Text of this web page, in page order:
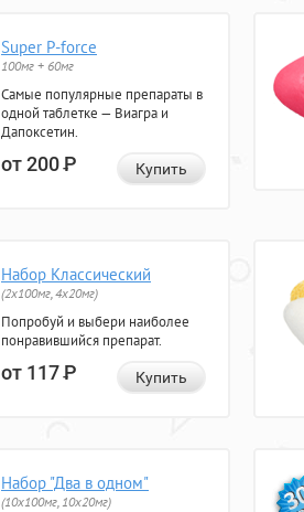
Super P-force
100мг + 60мг
Самые популярные препараты в
одной таблетке — Виагра и
Дапоксетин.
от 200Р Купить
Набор Классический
(2x100мг, 4x20мг)
Попробуй и выбери наиболее
понравившийся препарат.
от 117Р Купить
Набор "Два в одном"
(10x100мг, 10x20мг)